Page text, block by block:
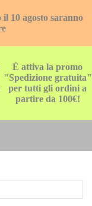
10 agosto saranno
È attiva la promo
"Spedizione gratuita"
per tutti gli ordini a
partire da 100€!